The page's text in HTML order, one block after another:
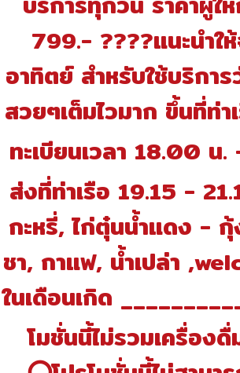
799.- ????แนะนำใ
อาทิตย์ สำหรับใช้บริกา
สวยๆเต็มไวมาก ขึ้นที่ท่
ทะเบียนเวลา 18.00
ส่งที่ท่าเรือ 19.15 -
กะหรี่, ไก่ตุ๋นน้ำแดง -
ชา, กาแฟ, น้ำเปล่า
ในเดือนเกิด
โมชั่นนี้ไม่รวมเครื่อง